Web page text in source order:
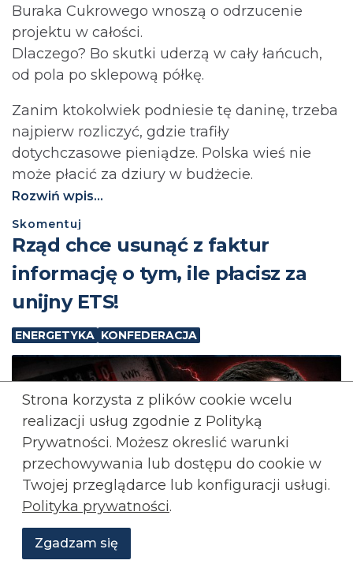
Buraka Cukrowego wnoszą o odrzucenie
projektu w całości.
Dlaczego? Bo skutki uderzą w cały łańcuch,
od pola po sklepową półkę.
Zanim ktokolwiek podniesie tę daninę, trzeba
najpierw rozliczyć, gdzie trafiły
dotychczasowe pieniądze. Polska wieś nie
może płacić za dziury w budżecie.⁩
Rozwiń wpis...
Skomentuj
Rząd chce usunąć z faktur
informację o tym, ile płacisz za
unijny ETS!
ENERGETYKA KONFEDERACJA
Strona korzysta z plików cookie wcelu
realizacji usług zgodnie z Polityką
Prywatności. Możesz okreslić warunki
przechowywania lub dostępu do cookie w
Twojej przeglądarce lub konfiguracji usługi.
Polityka prywatności.
Zgadzam się